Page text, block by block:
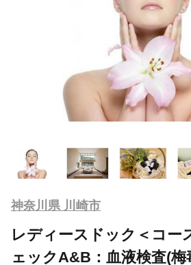
神奈川県 川崎市
レディースドック＜コー
ェックA&B：血液検査(梅